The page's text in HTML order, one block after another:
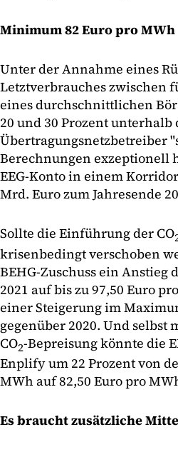
Minimum 82 Euro pro MWh
Unter der Annahme eines
Letztverbrauches zwischen
eines durchschnittlichen
20 und 30 Prozent
Übertragungsnetzbetreiber
Berechnungen exzeptionell
EEG-Konto in einem
Mrd. Euro zum Jahresende
Sollte die Einführung der CO
krisenbedingt verschoben
BEHG-Zuschuss ein Anstieg
2021 auf bis zu 97,50 Euro
einer Steigerung im
gegenüber 2020. Und selbst
CO2-Bepreisung könnte die
Enplify um 22 Prozent von
MWh auf 82,50 Euro pro
Es braucht zusätzliche